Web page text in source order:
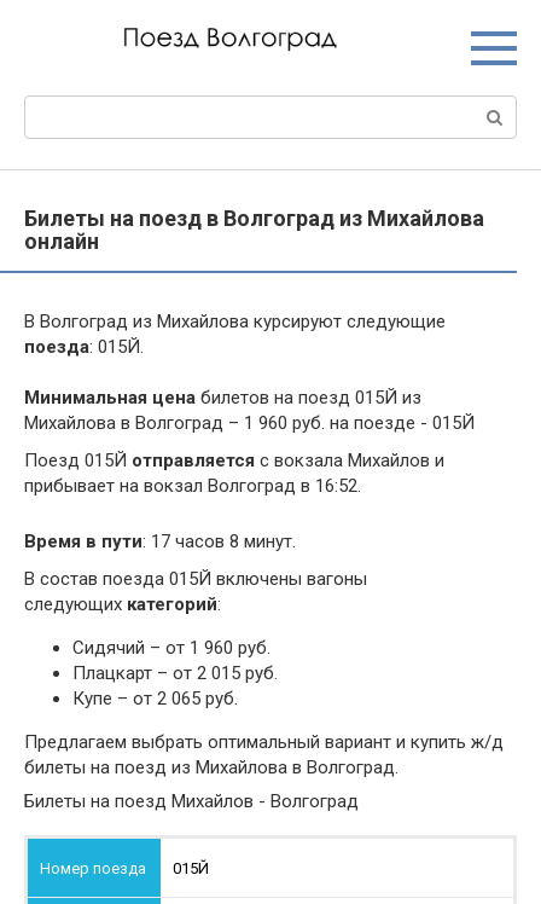
Билеты на поезд в Волгоград из Михайлова
онлайн
В Волгоград из Михайлова курсируют следующие
поезда: 015Й.
Минимальная цена билетов на поезд 015Й из
Михайлова в Волгоград – 1 960 руб. на поезде - 015Й
Поезд 015Й отправляется с вокзала Михайлов и
прибывает на вокзал Волгоград в 16:52.
Время в пути: 17 часов 8 минут.
В состав поезда 015Й включены вагоны
следующих категорий:
Сидячий – от 1 960 руб.
Плацкарт – от 2 015 руб.
Купе – от 2 065 руб.
Предлагаем выбрать оптимальный вариант и купить ж/д
билеты на поезд из Михайлова в Волгоград.
Билеты на поезд Михайлов - Волгоград
015Й